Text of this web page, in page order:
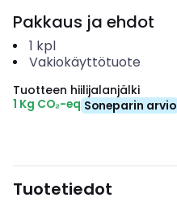
Pakkaus ja ehdot
1 kpl
Vakiokäyttötuote
Tuotteen hiilijalanjälki
1 Kg CO₂-eq Soneparin arvio
Tuotetiedot